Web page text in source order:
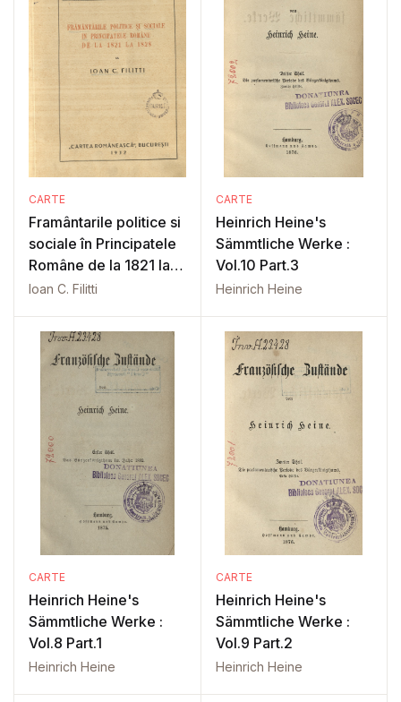
CARTE
Framântarile politice si
sociale în Principatele
Române de la 1821 la
1828
Ioan C. Filitti
CARTE
Heinrich Heine's
Sämmtliche Werke :
Vol.10 Part.3
Heinrich Heine
CARTE
Heinrich Heine's
Sämmtliche Werke :
Vol.8 Part.1
Heinrich Heine
CARTE
Heinrich Heine's
Sämmtliche Werke :
Vol.9 Part.2
Heinrich Heine